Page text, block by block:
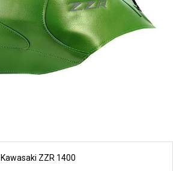
Kawasaki ZZR 1400